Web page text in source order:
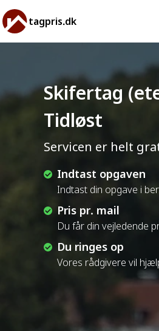
tagpris.dk
Skifertag
Tidløst
Servicen er helt
Indtast opgaven
Indtast din opgave i
Pris pr. mail
Du får din vejledende
Du ringes op
Vores rådgivere vil